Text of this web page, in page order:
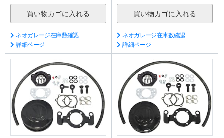
ネオガレージ在庫数確認
詳細ページ
ネオガレージ在庫数確認
詳細ページ